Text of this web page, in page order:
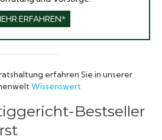
ERFAHREN*
erfahren Sie in unserer
Wissenswert
Bestseller